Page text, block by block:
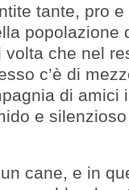
tante, pro
popolazione
che nel
c’è di
di amici
e
cane, e in